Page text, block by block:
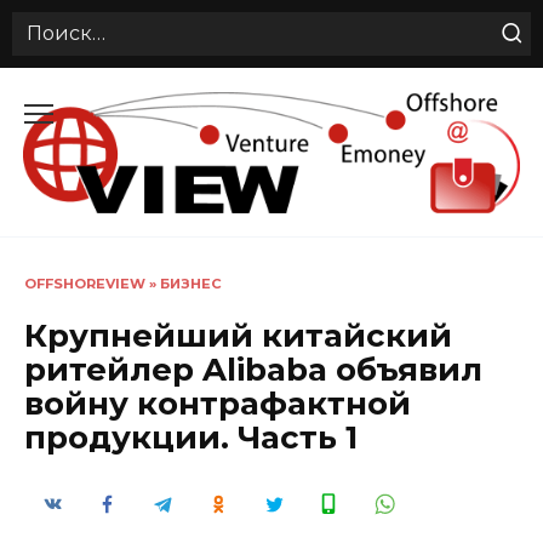
Search
содержанию
OFFSHOREVIEW » БИЗНЕС
Крупнейший китайский
ритейлер Alibaba объявил
войну контрафактной
продукции. Часть 1